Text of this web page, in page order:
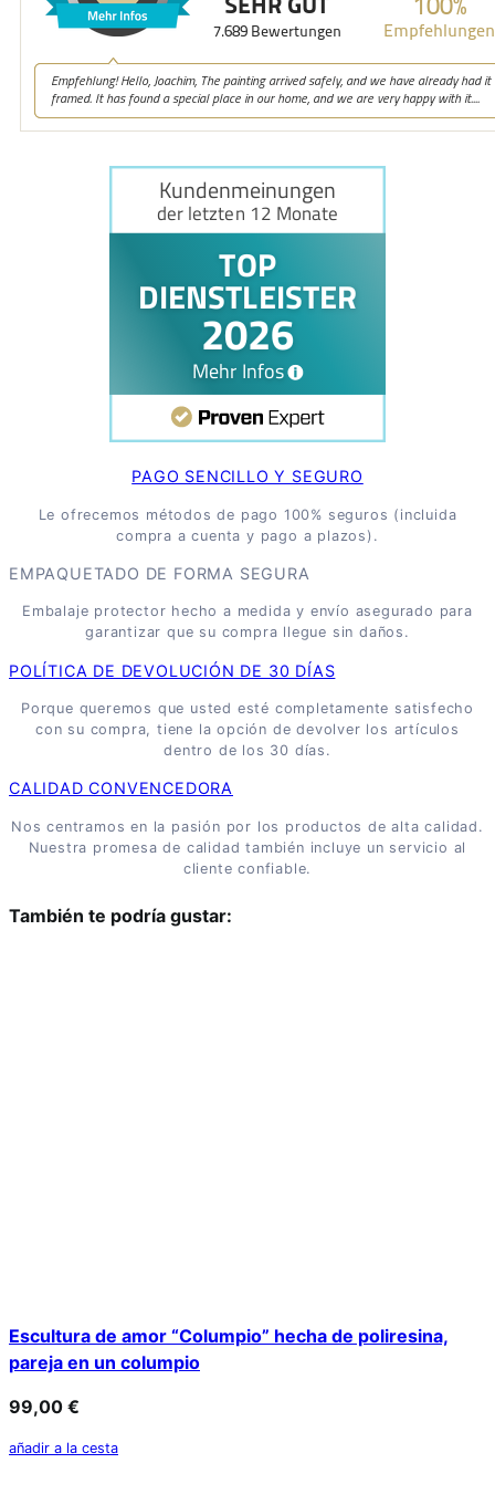
PAGO SENCILLO Y SEGURO
Le ofrecemos métodos de pago 100% seguros (incluida
compra a cuenta y pago a plazos).
EMPAQUETADO DE FORMA SEGURA
Embalaje protector hecho a medida y envío asegurado para
garantizar que su compra llegue sin daños.
POLÍTICA DE DEVOLUCIÓN DE 30 DÍAS
Porque queremos que usted esté completamente satisfecho
con su compra, tiene la opción de devolver los artículos
dentro de los 30 días.
CALIDAD CONVENCEDORA
Nos centramos en la pasión por los productos de alta calidad.
Nuestra promesa de calidad también incluye un servicio al
cliente confiable.
También te podría gustar:
Escultura de amor “Columpio” hecha de poliresina,
pareja en un columpio
99,00 €
añadir a la cesta